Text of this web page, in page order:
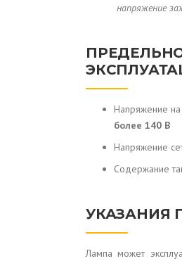
напряжение
Напряжение
более 140 В
Напряжение
Содержание
УКАЗАНИЯ
Лампа может